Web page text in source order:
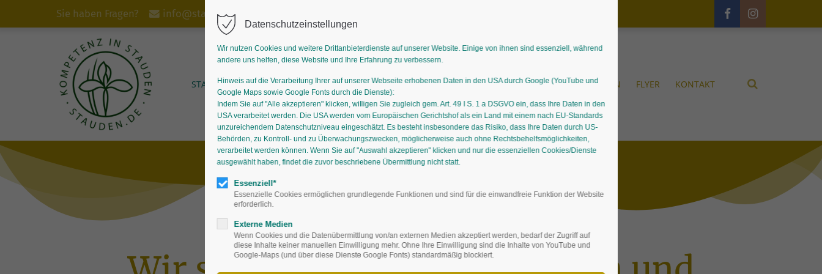
Sie haben Fragen? info@stauden.de
START STAUDENGÄRTNEREIEN AUSBILDUNG STAUDIGES STAUDENMISCHUNGEN GÄRTEN FLYER KONTAKT
Datenschutzeinstellungen
Wir nutzen Cookies und weitere Drittanbieterdienste auf unserer Website. Einige von ihnen sind essenziell, während
andere uns helfen, diese Website und Ihre Erfahrung zu verbessern.
Hinweis auf die Verarbeitung Ihrer auf unserer Webseite erhobenen Daten in den USA durch Google (YouTube und
Google Maps sowie Google Fonts durch die Dienste):
Indem Sie auf "Alle akzeptieren" klicken, willigen Sie zugleich gem. Art. 49 I S. 1 a DSGVO ein, dass Ihre Daten in den
USA verarbeitet werden. Die USA werden vom Europäischen Gerichtshof als ein Land mit einem nach EU-Standards
unzureichendem Datenschutzniveau eingeschätzt. Es besteht insbesondere das Risiko, dass Ihre Daten durch US-
Behörden, zu Kontroll- und zu Überwachungszwecken, möglicherweise auch ohne Rechtsbehelfsmöglichkeiten,
verarbeitet werden können. Wenn Sie auf "Auswahl akzeptieren" klicken und nur die essenziellen Cookies/Dienste
ausgewählt haben, findet die zuvor beschriebene Übermittlung nicht statt.
Essenziell*
Essenzielle Cookies ermöglichen grundlegende Funktionen und sind für die einwandfreie Funktion der Website
erforderlich.
Externe Medien
Wenn Cookies und die Datenübermittlung von/an externen Medien akzeptiert werden, bedarf der Zugriff auf
diese Inhalte keiner manuellen Einwilligung mehr. Ohne Ihre Einwilligung sind die Inhalte von YouTube und
Google-Maps (und über diese Dienste Google Fonts) standardmäßig blockiert.